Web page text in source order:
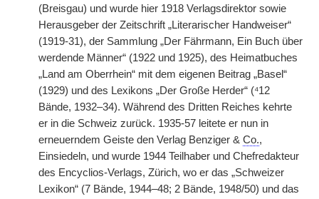
(Breisgau) und wurde hier 1918 Verlagsdirektor sowie
Herausgeber der Zeitschrift „Literarischer Handweiser“
(1919-31), der Sammlung „Der Fährmann, Ein Buch über
werdende Männer“ (1922 und 1925), des Heimatbuches
„Land am Oberrhein“ mit dem eigenen Beitrag „Basel“
(1929) und des Lexikons „Der Große Herder“ (⁴12
Bände, 1932–34). Während des Dritten Reiches kehrte
er in die Schweiz zurück. 1935-57 leitete er nun in
erneuerndem Geiste den Verlag Benziger & Co.,
Einsiedeln, und wurde 1944 Teilhaber und Chefredakteur
des Encyclios-Verlags, Zürich, wo er das „Schweizer
Lexikon“ (7 Bände, 1944–48; 2 Bände, 1948/50) und das